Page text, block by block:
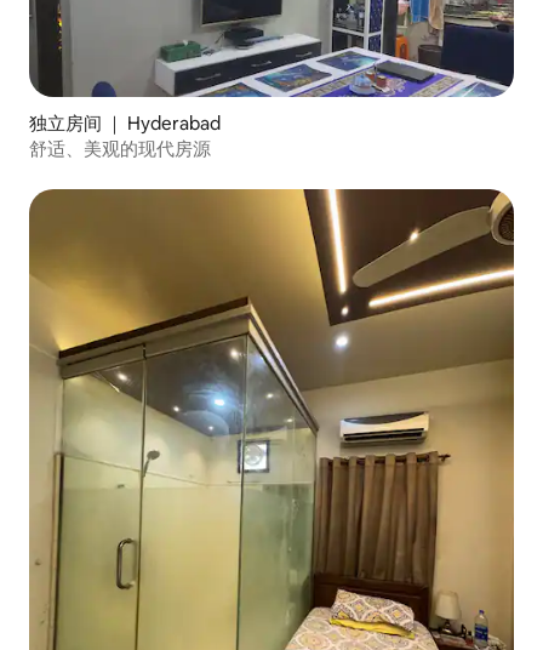
独立房间 ｜ Hyderabad
舒适、美观的现代房源